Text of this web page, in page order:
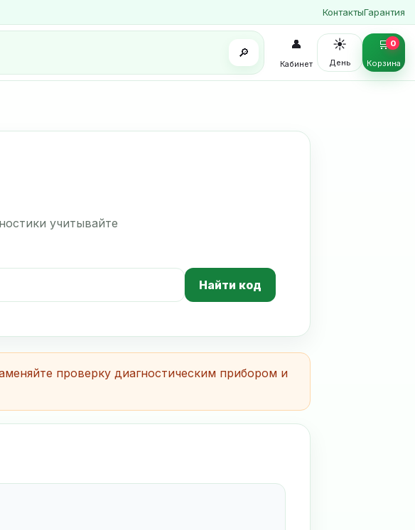
КонтактыГарантия
🔎
👤
Кабинет
☀️
День
🛒
Корзина
0
учитывайте
Найти код
проверку диагностическим прибором и